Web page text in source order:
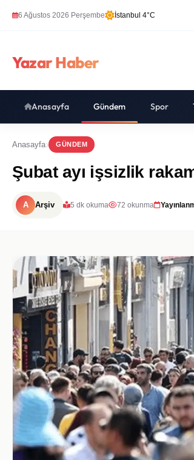
6 Ağustos 2026 Perşembe İstanbul 4°C
Yazar Haber
Anasayfa Gündem Spor
Anasayfa GÜNDEM
Şubat ayı işsizlik
A Arşiv 5 dk okuma 72 okunma